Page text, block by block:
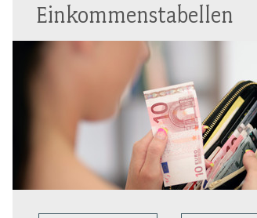
Einkommenstabellen